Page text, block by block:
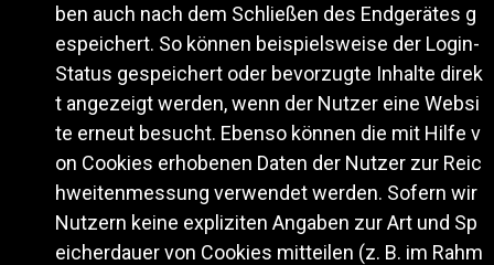
ben auch nach dem Schließen des Endgerätes g
espeichert. So können beispielsweise der Login-
Status gespeichert oder bevorzugte Inhalte direk
t angezeigt werden, wenn der Nutzer eine Websi
te erneut besucht. Ebenso können die mit Hilfe v
on Cookies erhobenen Daten der Nutzer zur Reic
hweitenmessung verwendet werden. Sofern wir
Nutzern keine expliziten Angaben zur Art und Sp
eicherdauer von Cookies mitteilen (z. B. im Rahm